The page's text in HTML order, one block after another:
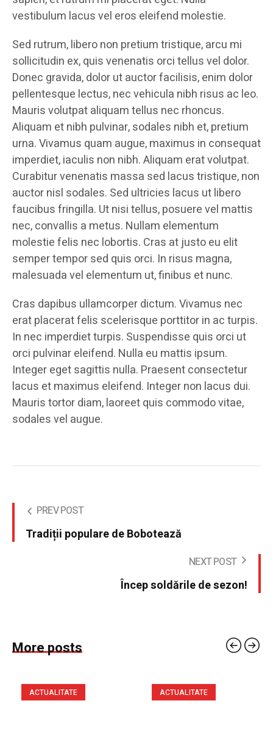
vestibulum lacus vel eros eleifend molestie.
Sed rutrum, libero non pretium tristique, arcu mi
sollicitudin ex, quis venenatis orci tellus vel dolor.
Donec gravida, dolor ut auctor facilisis, enim dolor
pellentesque lectus, nec vehicula nibh risus ac leo.
Mauris volutpat aliquam tellus nec rhoncus.
Aliquam et nibh pulvinar, sodales nibh et, pretium
urna. Vivamus quam augue, maximus in consequat
imperdiet, iaculis non nibh. Aliquam erat volutpat.
Curabitur venenatis massa sed lacus tristique, non
auctor nisl sodales. Sed ultricies lacus ut libero
faucibus fringilla. Ut nisi tellus, posuere vel mattis
nec, convallis a metus. Nullam elementum
molestie felis nec lobortis. Cras at justo eu elit
semper tempor sed quis orci. In risus magna,
malesuada vel elementum ut, finibus et nunc.
Cras dapibus ullamcorper dictum. Vivamus nec
erat placerat felis scelerisque porttitor in ac turpis.
In nec imperdiet turpis. Suspendisse quis orci ut
orci pulvinar eleifend. Nulla eu mattis ipsum.
Integer eget sagittis nulla. Praesent consectetur
lacus et maximus eleifend. Integer non lacus dui.
Mauris tortor diam, laoreet quis commodo vitae,
sodales vel augue.
PREV POST
Tradiții populare de Bobotează
NEXT POST
Încep soldările de sezon!
More posts
ACTUALITATE ACTUALITATE